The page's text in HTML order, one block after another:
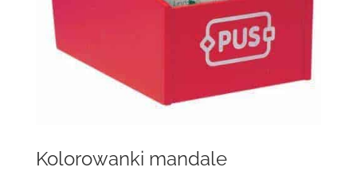
Kolorowanki mandale